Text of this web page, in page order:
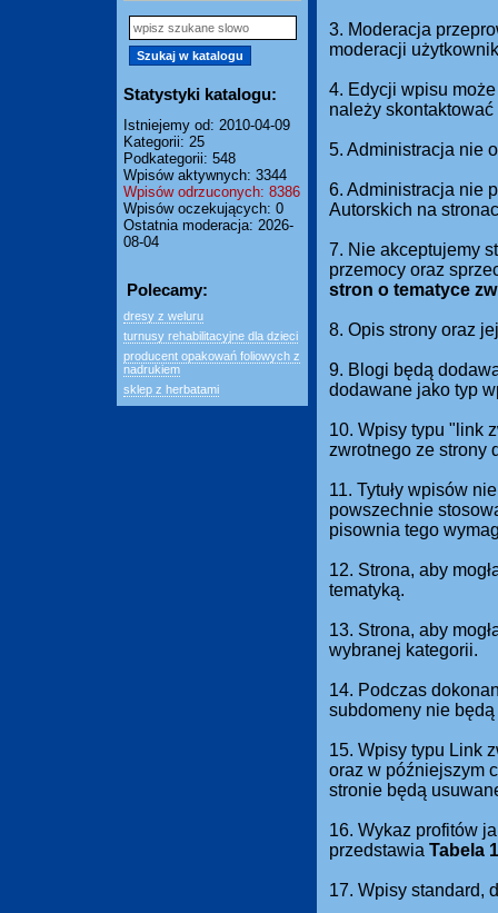
Statystyki katalogu:
Istniejemy od: 2010-04-09
Kategorii: 25
Podkategorii: 548
Wpisów aktywnych: 3344
Wpisów odrzuconych: 8386
Wpisów oczekujących: 0
Ostatnia moderacja: 2026-
08-04
Polecamy:
dresy z weluru
turnusy rehabilitacyjne dla dzieci
producent opakowań foliowych z
nadrukiem
sklep z herbatami
3. Moderacja
moderacji
4. Edycji wpisu
należy
5. Administracja nie
6. Administracja nie
Autorskich na
7. Nie akceptujemy
przemocy oraz
stron o tematyce
8. Opis strony oraz
9. Blogi będą
dodawane jako typ
10. Wpisy typu "link
zwrotnego ze strony
11. Tytuły wpisów
powszechnie
pisownia tego
12. Strona, aby
tematyką.
13. Strona, aby
wybranej kategorii.
14. Podczas
subdomeny nie
15. Wpisy typu Link
oraz w późniejszym
stronie będą
16. Wykaz profitów
przedstawia Tabela 1
17. Wpisy standard,